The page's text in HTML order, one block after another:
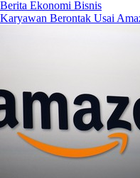
Berita Ekonomi Bisnis
Karyawan Berontak Usai